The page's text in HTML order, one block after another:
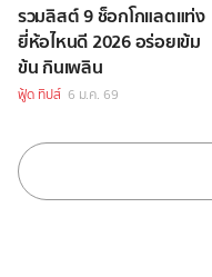
รวมลิสต์ 9 ช็อกโกแลตแท่ง
ยี่ห้อไหนดี 2026 อร่อยเข้ม
ข้น กินเพลิน
ฟู้ด ทิปส์ 6 ม.ค. 69